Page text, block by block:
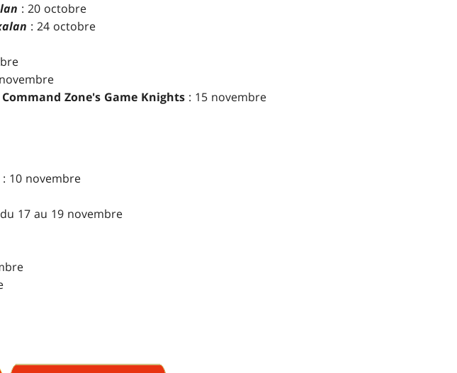
: 20 octobre
: 24 octobre
Zone's Game Knights : 15 novembre
: 10 novembre
17 au 19 novembre